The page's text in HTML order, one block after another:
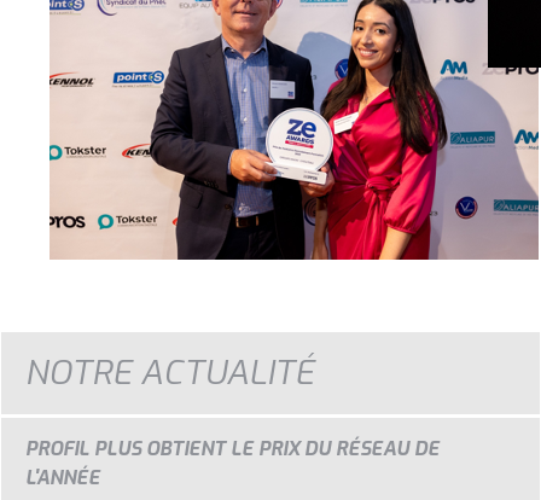
NOTRE ACTUALITÉ
PROFIL PLUS OBTIENT LE PRIX DU RÉSEAU DE
L'ANNÉE